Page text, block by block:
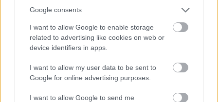
Google consents
I want to allow Google to enable storage
related to advertising like cookies on web or
device identifiers in apps.
I want to allow my user data to be sent to
Google for online advertising purposes.
I want to allow Google to send me